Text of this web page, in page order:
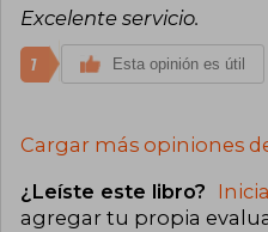
Excelente servicio.
1 Esta opinión es útil
Cargar más opiniones
¿Leíste este libro?
agregar tu propia